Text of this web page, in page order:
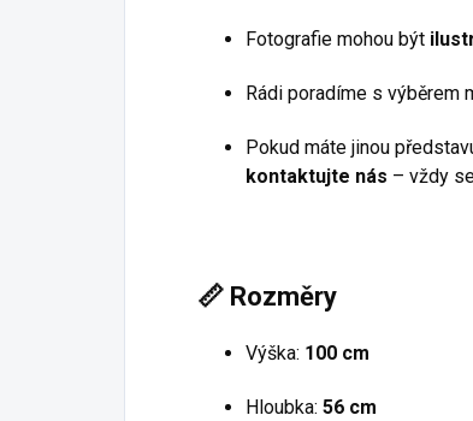
Fotografie mohou být
Rádi poradíme s výběrem
Pokud máte jinou
kontaktujte nás – vždy
📏 Rozměry
Výška: 100 cm
Hloubka: 56 cm